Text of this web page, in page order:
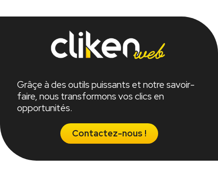
Grâçe à des outils puissants et notre savoir-
faire, nous transformons vos clics en
opportunités.
Contactez-nous !